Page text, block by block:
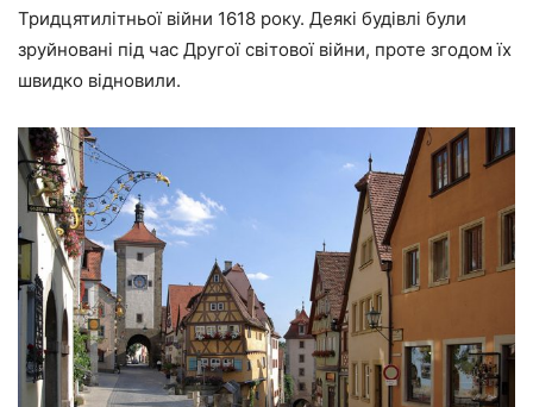
Тридцятилітньої війни 1618 року. Деякі будівлі були
зруйновані під час Другої світової війни, проте згодом їх
швидко відновили.